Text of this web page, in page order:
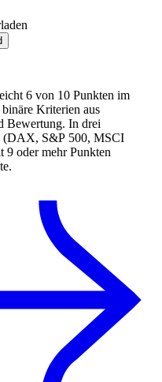
6 von 10 Punkten im
Kriterien aus
Bewertung. In drei
(DAX, S&P 500, MSCI
9 oder mehr Punkten